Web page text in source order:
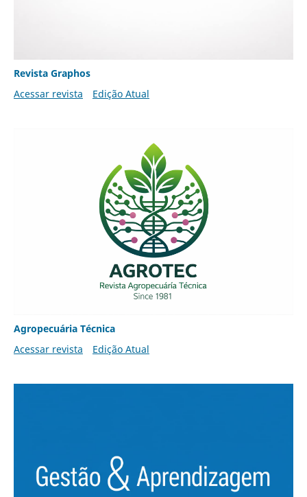
Revista Graphos
Acessar revista
Edição Atual
Agropecuária Técnica
Acessar revista
Edição Atual